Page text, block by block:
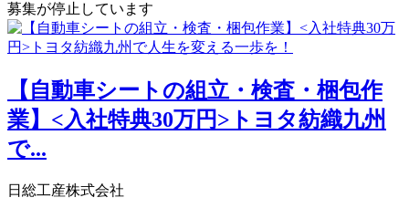
募集が停止しています
【自動車シートの組立・検査・梱包作
業】<入社特典30万円>トヨタ紡織九州
で...
日総工産株式会社